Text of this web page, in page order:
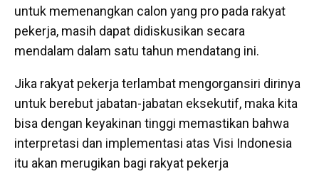
untuk memenangkan calon yang pro pada rakyat
pekerja, masih dapat didiskusikan secara
mendalam dalam satu tahun mendatang ini.
Jika rakyat pekerja terlambat mengorgansiri dirinya
untuk berebut jabatan-jabatan eksekutif, maka kita
bisa dengan keyakinan tinggi memastikan bahwa
interpretasi dan implementasi atas Visi Indonesia
itu akan merugikan bagi rakyat pekerja